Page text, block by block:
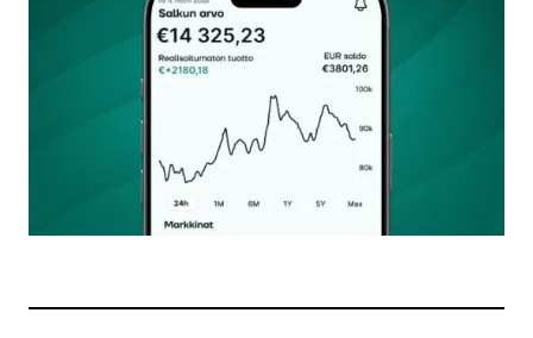
Nimesi tai nimimerkkisi
Sähköpostiosoitteesi
Tilaa SalkunRakentajan uutiskirje